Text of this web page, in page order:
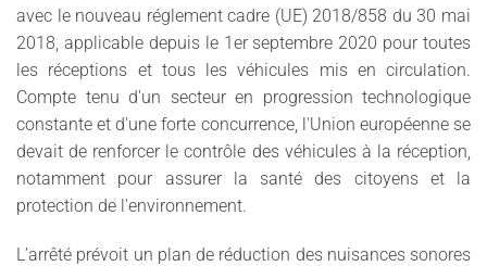
avec le nouveau réglement cadre (UE) 2018/858 du 30 mai
2018, applicable depuis le 1er septembre 2020 pour toutes
les réceptions et tous les véhicules mis en circulation.
Compte tenu d'un secteur en progression technologique
constante et d'une forte concurrence, l'Union européenne se
devait de renforcer le contrôle des véhicules à la réception,
notamment pour assurer la santé des citoyens et la
protection de l'environnement.
L’arrêté prévoit un plan de réduction des nuisances sonores